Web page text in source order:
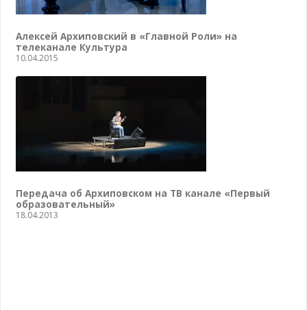
Алексей Архиповский в «Главной Роли» на
телеканале Культура
10.04.2015
Передача об Архиповском на ТВ канале «Первый
образовательный»
18.04.2013